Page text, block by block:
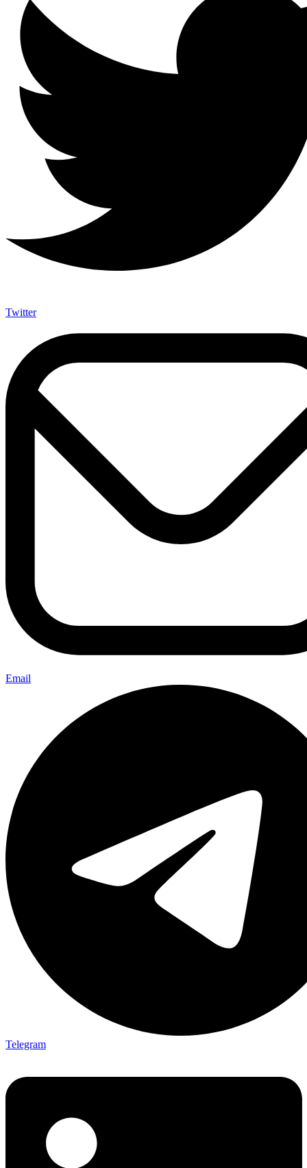
Twitter
Email
Telegram